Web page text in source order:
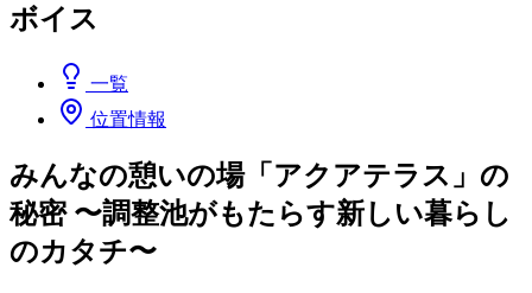
ボイス
一覧
位置情報
みんなの憩いの場「アクアテラス」の
秘密 〜調整池がもたらす新しい暮らし
のカタチ〜